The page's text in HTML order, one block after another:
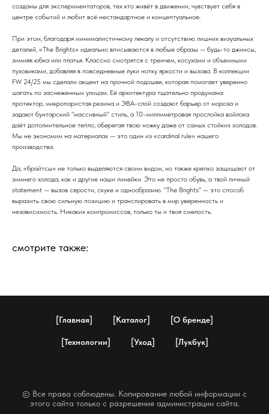
созданы для экспериментаторов, тех кто живёт в движении, чувствует себя в
центре событий и любит всё нестандартное и концептуальное.
При этом, благодаря минималистичному лекалу и отсутствию лишних визуальных
деталей, «The Brights» идеально вписываются в любые образы — будь-то джинсы,
зимняя юбка или платья. Классно смотрятся с тренчем, косухами и объемными
пуховиками, добавляя в повседневные луки нотку яркости и вызова. В коллекции
FW 24/25 мы сделали акцент на прочной подошве, которая помогает уверенно
шагать по заснеженным улицам. Её архитектура тщательно продумана:
протектор, микропористая резина и ЭВА-слой создают барьер от мороза и
задают бунтарский "массивный" стиль, а 10-миллиметровая прослойка войлока
даёт дополнительное тепло, оберегая твою ножку даже от самых стойких холодов.
Мы не экономим на материалах — это один из «cardinal rule» нашего
производства.
Да, «брайтсы» не только выделяются своим видом, но также крепко защищают от
зимнего холода, как и другие наши линейки. Это не просто обувь, а твой личный
statement — вызов серости, скуке и однообразию. "The Brights" — это способ
выразить свою сильную позицию и транслировать в мир уверенность и
независимость. Никаких компромиссов, только ты и твоя смелость.
смотрите также:
[Главная] [Каталог] [О бренде]
[Технологии] [Уход] [Лукбук]
© Все права соблюдены. Копирование любой информации с
этого сайта только с разрешения администрации сайта.